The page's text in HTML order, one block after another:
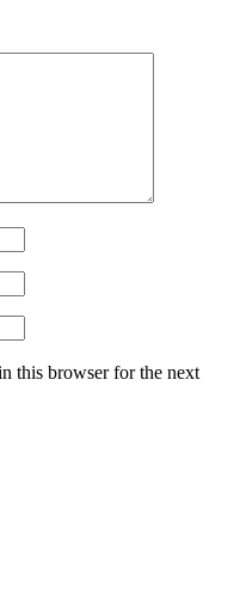
this browser for the next